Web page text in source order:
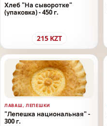
Хлеб "На сыворотке"
(упаковка) - 450 г.
215 KZT
ЛАВАШ, ЛЕПЕШКИ
"Лепешка национальная" -
300 г.